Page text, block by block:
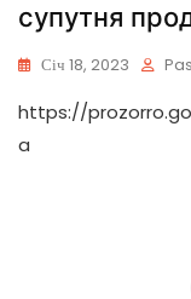
супутня
Січ 18, 2023
https://
a